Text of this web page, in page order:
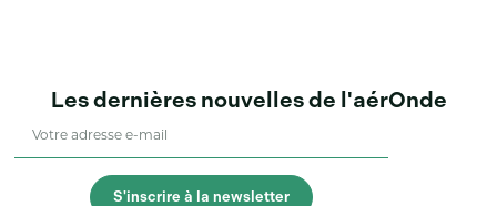
Les dernières nouvelles de l'aérOnde
S'inscrire à la newsletter